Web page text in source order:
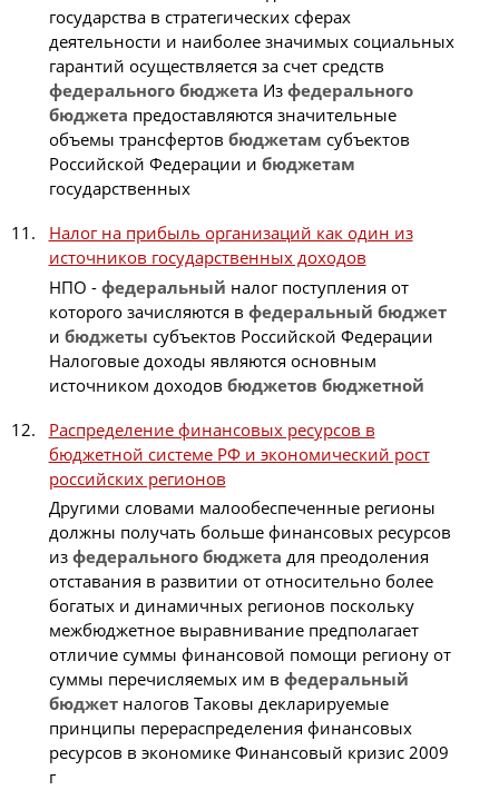
государства в стратегических сферах
деятельности и наиболее значимых социальных
гарантий осуществляется за счет средств
федерального бюджета Из федерального
бюджета предоставляются значительные
объемы трансфертов бюджетам субъектов
Российской Федерации и бюджетам
государственных
Налог на прибыль организаций как один из
источников государственных доходов
НПО - федеральный налог поступления от
которого зачисляются в федеральный бюджет
и бюджеты субъектов Российской Федерации
Налоговые доходы являются основным
источником доходов бюджетов бюджетной
Распределение финансовых ресурсов в
бюджетной системе РФ и экономический рост
российских регионов
Другими словами малообеспеченные регионы
должны получать больше финансовых ресурсов
из федерального бюджета для преодоления
отставания в развитии от относительно более
богатых и динамичных регионов поскольку
межбюджетное выравнивание предполагает
отличие суммы финансовой помощи региону от
суммы перечисляемых им в федеральный
бюджетналогов Таковы декларируемые
принципы перераспределения финансовых
ресурсов в экономике Финансовый кризис 2009
г